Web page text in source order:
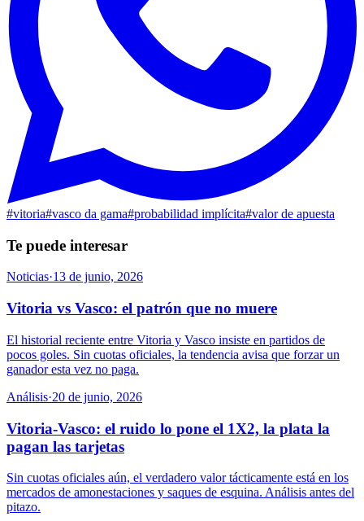
#vitoria#vasco da gama#probabilidad implícita#valor de apuesta
Te puede interesar
Noticias·13 de junio, 2026
Vitoria vs Vasco: el patrón que no muere
El historial reciente entre Vitoria y Vasco insiste en partidos de
pocos goles. Sin cuotas oficiales, la tendencia avisa que forzar un
ganador esta vez no paga.
Análisis·20 de junio, 2026
Vitoria-Vasco: el ruido lo pone el 1X2, la plata la
pagan las tarjetas
Sin cuotas oficiales aún, el verdadero valor tácticamente está en los
mercados de amonestaciones y saques de esquina. Análisis antes del
pitazo.